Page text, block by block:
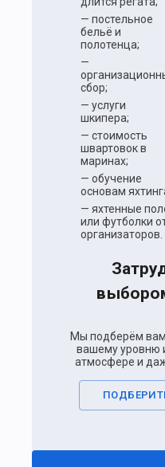
— постельное
бельё и
полотенца;
—
сбор;
— услуги
шкипера;
— стоимость
швартовок в
маринах;
— обучение
основам
— яхтенные
или футболки
организаторов.
Мы подберём
вашему уровню
атмосфере и